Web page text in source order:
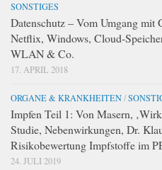
SONSTIGES
Datenschutz – Vom Umgang mit
Netflix, Windows, Cloud-
WLAN & Co.
17. APRIL 2018
ORGANE & KRANKHEITEN/
Impfen Teil 1: Von Masern,
Studie, Nebenwirkungen, Dr.
Risikobewertung Impfstoffe im
24. JULI 2019